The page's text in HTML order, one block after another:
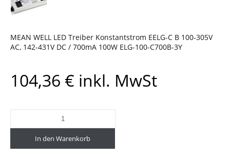
MEAN WELL LED Treiber Konstantstrom EELG-C B 100-305V
AC, 142-431V DC / 700mA 100W ELG-100-C700B-3Y
104,36 € inkl. MwSt
In den Warenkorb